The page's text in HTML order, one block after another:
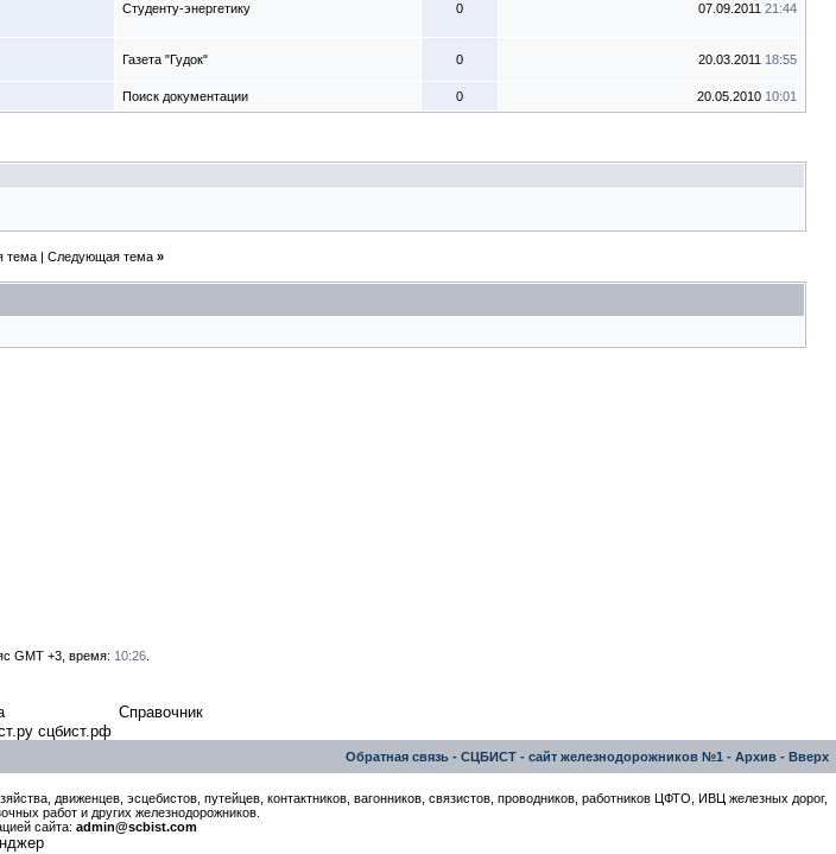
Студенту-энергетику 0 07.09.2011 21:44
Газета "Гудок" 0 20.03.2011 18:55
Поиск документации 0 20.05.2010 10:01
тема| Следующая тема »
GMT +3, время: 10:26.
Справочник
сцбист.рф
Обратная связь - СЦБИСТ - сайт железнодорожников №1 - Архив - Вверх
движенцев, эсцебистов, путейцев, контактников, вагонников, связистов, проводников, работников ЦФТО, ИВЦ железных дорог,
работ и других железнодорожников.
сайта: admin@scbist.com